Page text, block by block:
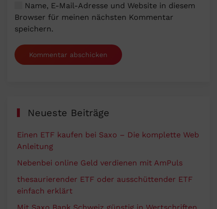
Name, E-Mail-Adresse und Website in diesem
Browser für meinen nächsten Kommentar
speichern.
Kommentar abschicken
Neueste Beiträge
Einen ETF kaufen bei Saxo – Die komplette Web
Anleitung
Nebenbei online Geld verdienen mit AmPuls
thesaurierender ETF oder ausschüttender ETF
einfach erklärt